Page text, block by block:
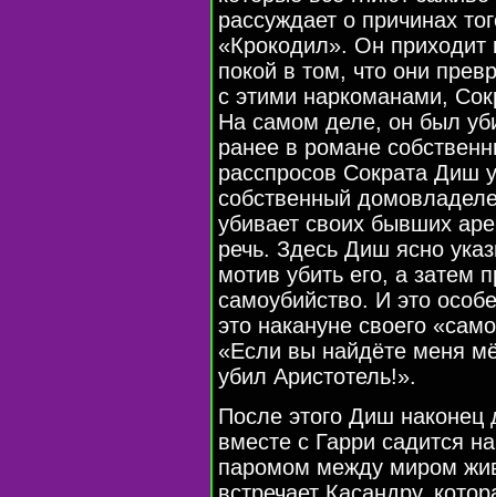
рассуждает о причинах
«Крокодил». Он
покой в том, что они
с этими наркоманами,
На самом деле, он был
ранее в романе
расспросов Сократа Диш
собственный
убивает своих бывших
речь. Здесь Диш ясно
мотив убить его, а затем
самоубийство. И это
это накануне своего
«Если вы найдёте меня
убил Аристотель!».
После этого Диш наконец
вместе с Гарри садится
паромом между миром